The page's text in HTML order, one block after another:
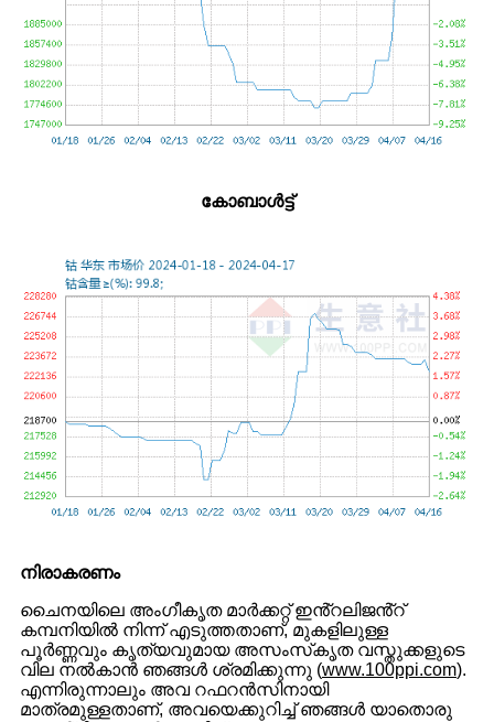
കോബാൾട്ട്
നിരാകരണം
ചൈനയിലെ അംഗീകൃത മാർക്കറ്റ് ഇൻ്റലിജൻ്റ്
കമ്പനിയിൽ നിന്ന് എടുത്തതാണ്, മുകളിലുള്ള
പൂർണ്ണവും കൃത്യവുമായ അസംസ്‌കൃത വസ്തുക്കളുടെ
വില നൽകാൻ ഞങ്ങൾ ശ്രമിക്കുന്നു (www.100ppi.com).
എന്നിരുന്നാലും അവ റഫറൻസിനായി
മാത്രമുള്ളതാണ്, അവയെക്കുറിച്ച് ഞങ്ങൾ യാതൊരു